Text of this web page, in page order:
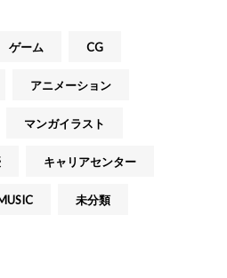
ゲーム CG
アニメーション
マンガイラスト
キャリアセンター
未分類